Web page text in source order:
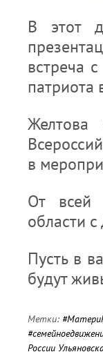
В этот
встреча
патриота
Желтова
в
От всей
области
Пусть в
будут
Метки:
России